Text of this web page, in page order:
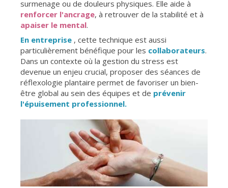
surmenage ou de douleurs physiques. Elle aide à
renforcer l'ancrage, à retrouver de la stabilité et à
apaiser le mental.
En entreprise , cette technique est aussi
particulièrement bénéfique pour les collaborateurs.
Dans un contexte où la gestion du stress est
devenue un enjeu crucial, proposer des séances de
réflexologie plantaire permet de favoriser un bien-
être global au sein des équipes et de prévenir
l'épuisement professionnel.